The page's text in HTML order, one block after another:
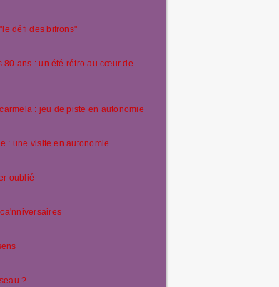
défi des bifrons"
80 ans : un été rétro au cœur de
: jeu de piste en autonomie
: une visite en autonomie
oublié
?